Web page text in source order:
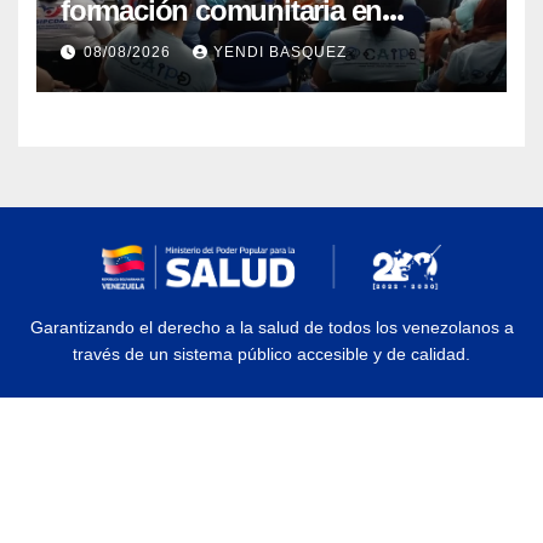
formación comunitaria en
atención a personas con
discapacidad
08/08/2026 YENDI BASQUEZ
Garantizando el derecho a la salud de todos los venezolanos a
través de un sistema público accesible y de calidad.